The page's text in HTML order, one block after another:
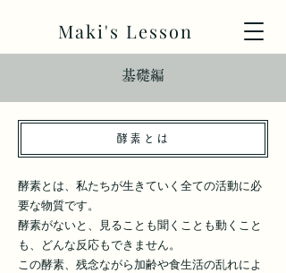
Maki's Lesson
​基礎編
酵素とは
酵素とは、私たちが生きていく全ての活動に必
要な物質です。
酵素がないと、見ることも聞くことも動くこと
も、どんな反応もできません。
この酵素、残念ながら加齢や食生活の乱れによ